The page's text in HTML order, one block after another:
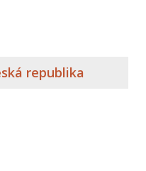
republika